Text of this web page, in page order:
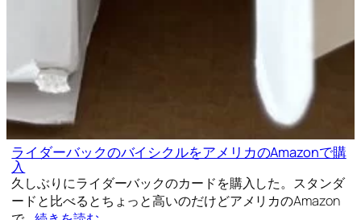
ライダーバックのバイシクルをアメリカのAmazonで購
入
久しぶりにライダーバックのカードを購入した。スタンダ
ードと比べるとちょっと高いのだけどアメリカのAmazon